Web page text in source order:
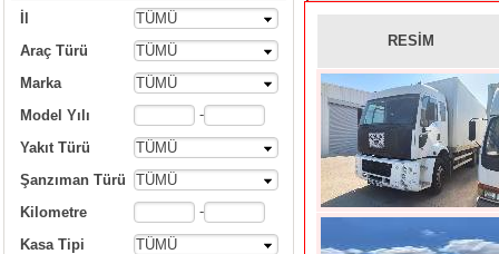
TÜMÜ
Araç Türü
TÜMÜ
Marka
TÜMÜ
Model Yılı
-
Yakıt Türü
TÜMÜ
Şanzıman Türü
TÜMÜ
Kilometre
-
Kasa Tipi
TÜMÜ
RESİM